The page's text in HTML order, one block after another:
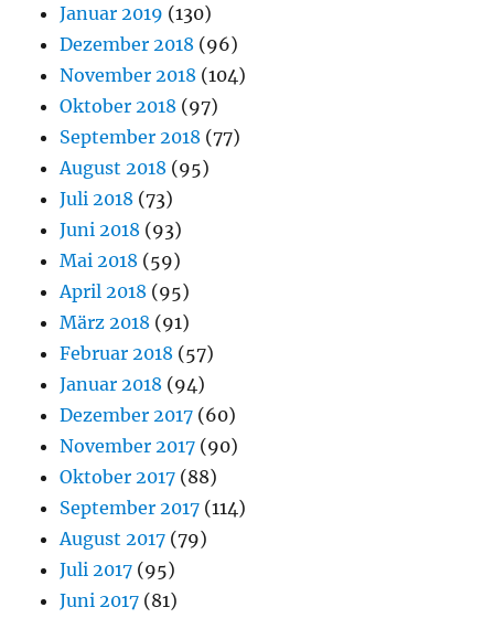
Januar 2019 (130)
Dezember 2018 (96)
November 2018 (104)
Oktober 2018 (97)
September 2018 (77)
August 2018 (95)
Juli 2018 (73)
Juni 2018 (93)
Mai 2018 (59)
April 2018 (95)
März 2018 (91)
Februar 2018 (57)
Januar 2018 (94)
Dezember 2017 (60)
November 2017 (90)
Oktober 2017 (88)
September 2017 (114)
August 2017 (79)
Juli 2017 (95)
Juni 2017 (81)